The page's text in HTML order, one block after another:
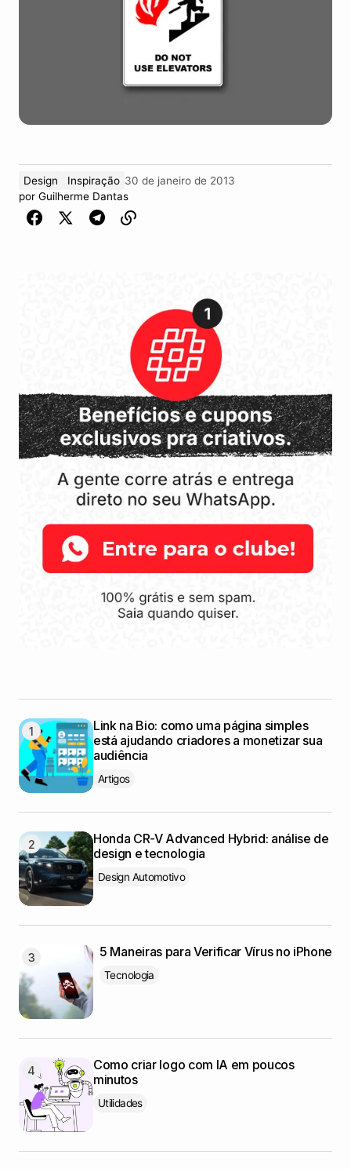
Design Inspiração 30 de janeiro de 2013
por Guilherme Dantas
Link na Bio: como uma página simples
está ajudando criadores a monetizar sua
audiência
Artigos
Honda CR-V Advanced Hybrid: análise de
design e tecnologia
Design Automotivo
5 Maneiras para Verificar Vírus no iPhone
Tecnologia
Como criar logo com IA em poucos
minutos
Utilidades